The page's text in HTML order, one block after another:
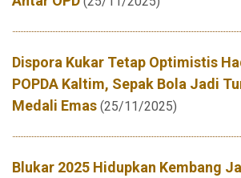
Dispora Kukar Tetap Optimistis
POPDA Kaltim, Sepak Bola Jadi
Medali Emas (25/11/2025)
Blukar 2025 Hidupkan Kembang